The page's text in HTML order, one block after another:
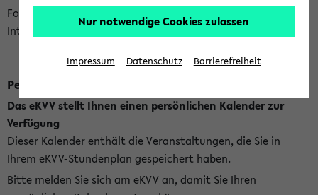
Folgende Kalender bietet Ihnen das eKVV derzeit zur
Integration an:
Persönlicher Kalender
Das eKVV stellt Ihnen einen persönlichen Kalender zur
Verfügung
Dieser Kalender enthält die Veranstaltungen, die Sie in
Ihrem eKVV-Stundenplan gespeichert haben.
Bitte melden Sie sich am eKVV an, damit Sie Ihren
Nur notwendige Cookies zulassen
Impressum Datenschutz Barrierefreiheit